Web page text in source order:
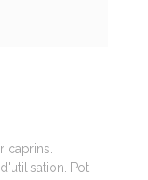
caprins.
Pot